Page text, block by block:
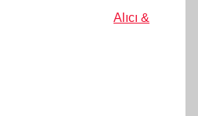
Alıcı &